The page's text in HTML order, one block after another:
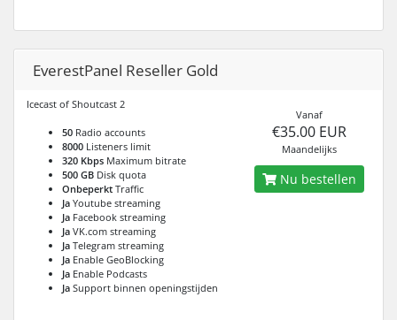
EverestPanel Reseller Gold
Icecast of Shoutcast 2
50 Radio accounts
8000 Listeners limit
320 Kbps Maximum bitrate
500 GB Disk quota
Onbeperkt Traffic
Ja Youtube streaming
Ja Facebook streaming
Ja VK.com streaming
Ja Telegram streaming
Ja Enable GeoBlocking
Ja Enable Podcasts
Ja Support binnen openingstijden
Vanaf
€35.00 EUR
Maandelijks
Nu bestellen